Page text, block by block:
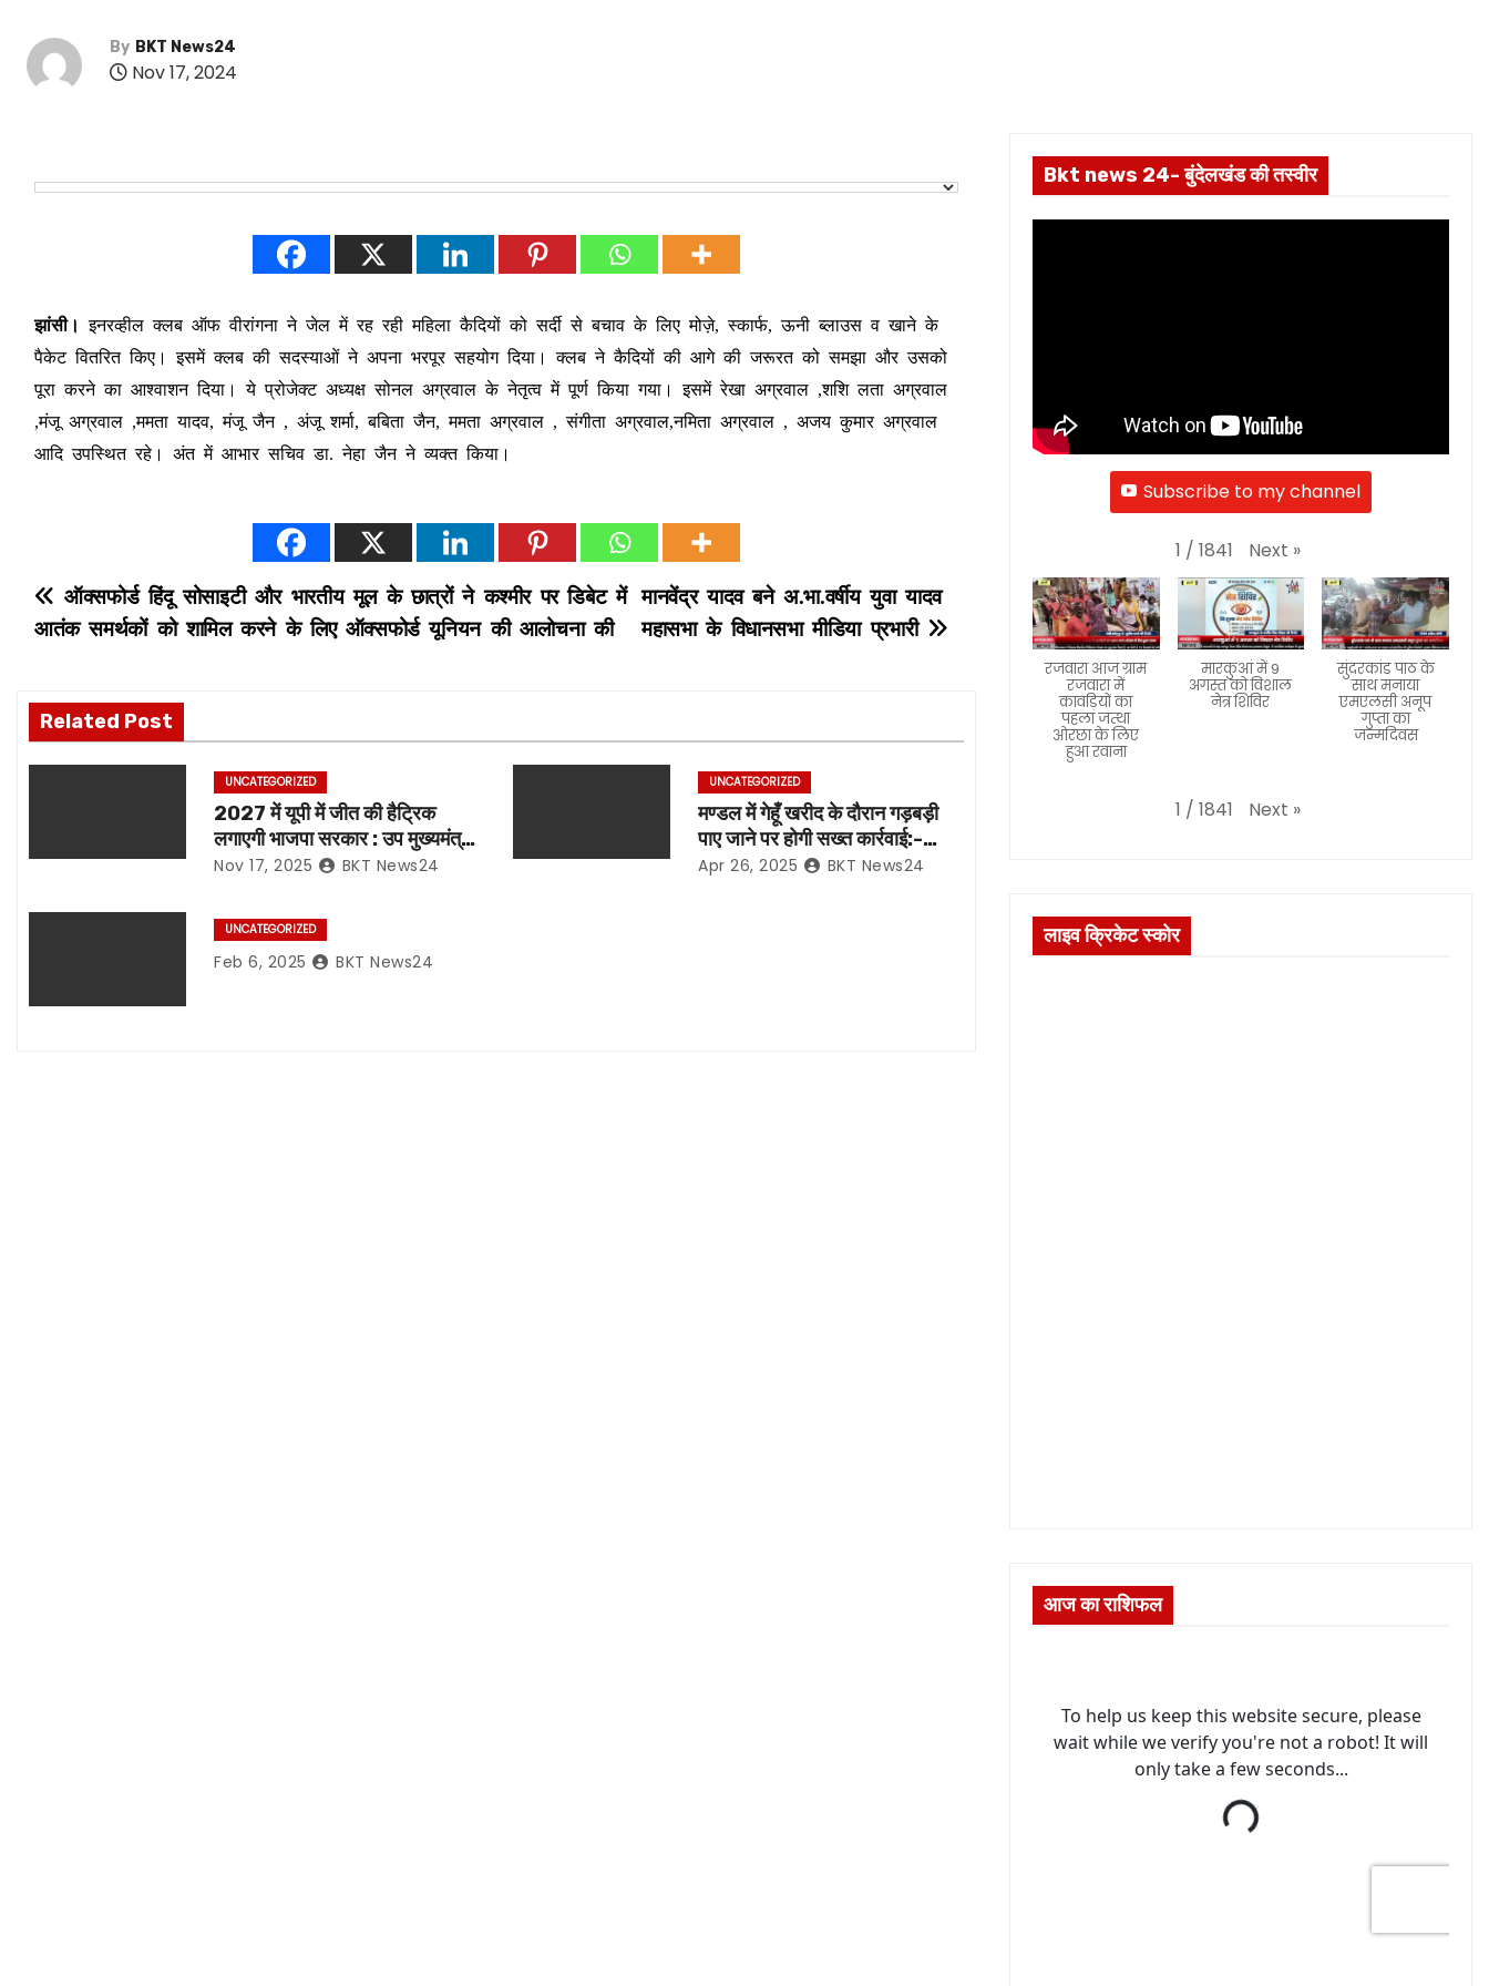
By BKT News24
Nov 17, 2024
झांसी। इनरव्हील क्लब ऑफ वीरांगना ने जेल में रह रही महिला कैदियों को सर्दी से बचाव के लिए मोज़े, स्कार्फ, ऊनी ब्लाउस व खाने के
पैकेट वितरित किए। इसमें क्लब की सदस्याओं ने अपना भरपूर सहयोग दिया। क्लब ने कैदियों की आगे की जरूरत को समझा और उसको
पूरा करने का आश्वाशन दिया। ये प्रोजेक्ट अध्यक्ष सोनल अग्रवाल के नेतृत्व में पूर्ण किया गया। इसमें रेखा अग्रवाल ,शशि लता अग्रवाल
,मंजू अग्रवाल ,ममता यादव, मंजू जैन , अंजू शर्मा, बबिता जैन, ममता अग्रवाल , संगीता अग्रवाल,नमिता अग्रवाल , अजय कुमार अग्रवाल
आदि उपस्थित रहे। अंत में आभार सचिव डा. नेहा जैन ने व्यक्त किया।
P
o
s
t
मानवेंद्र यादव बने अ.भा.वर्षीय युवा यादव
महासभा के विधानसभा मीडिया प्रभारी
ऑक्सफोर्ड हिंदू सोसाइटी और भारतीय मूल के छात्रों ने कश्मीर पर डिबेट में
आतंक समर्थकों को शामिल करने के लिए ऑक्सफोर्ड यूनियन की आलोचना की
Related Post
UNCATEGORIZED
2027 में यूपी में जीत की हैट्रिक
लगाएगी भाजपा सरकार : उप मुख्यमंत्री
केशव प्रसाद मौर्य
Nov 17, 2025 BKT News24
UNCATEGORIZED
मण्डल में गेहूँ खरीद के दौरान गड़बड़ी
पाए जाने पर होगी सख्त कार्रवाई:-
मण्डलायुक्त
Apr 26, 2025 BKT News24
UNCATEGORIZED
Feb 6, 2025 BKT News24
Bkt news 24- बुंदेलखंड की तस्वीर
Subscribe to my channel
1 / 1841 Next »
रजवारा आज ग्राम
रजवारा में
कावड़ियों का
पहला जत्था
ओरछा के लिए
हुआ रवाना
मारकुआं में 9
अगस्त को विशाल
नेत्र शिविर
सुंदरकांड पाठ के
साथ मनाया
एमएलसी अनूप
गुप्ता का
जन्मदिवस
1 / 1841 Next »
लाइव क्रिकेट स्कोर
आज का राशिफल